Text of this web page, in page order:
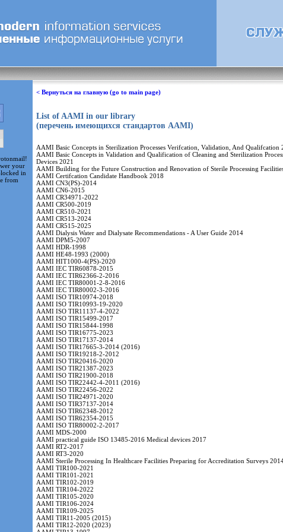
your
in
from
< Вернуться на главную (go to main page)
List of AAMI in our library
(перечень имеющихся стандартов AAMI)
AAMI Basic Concepts in Sterilization Processes Verifcation, Validation, And Qualifcation
AAMI Basic Concepts in Validation and Qualification of Cleaning and Sterilization
Devices 2021
AAMI Building for the Future Construction and Renovation of Sterile Processing
AAMI Certifcation Candidate Handbook 2018
AAMI CN3(PS)-2014
AAMI CN6-2015
AAMI CR34971-2022
AAMI CR500-2019
AAMI CR510-2021
AAMI CR513-2024
AAMI CR515-2025
AAMI Dialysis Water and Dialysate Recommendations - A User Guide 2014
AAMI DPM5-2007
AAMI HDR-1998
AAMI HE48-1993 (2000)
AAMI HIT1000-4(PS)-2020
AAMI IEC TIR60878-2015
AAMI IEC TIR62366-2-2016
AAMI IEC TIR80001-2-8-2016
AAMI IEC TIR80002-3-2016
AAMI ISO TIR10974-2018
AAMI ISO TIR10993-19-2020
AAMI ISO TIR11137-4-2022
AAMI ISO TIR15499-2017
AAMI ISO TIR15844-1998
AAMI ISO TIR16775-2023
AAMI ISO TIR17137-2014
AAMI ISO TIR17665-3-2014 (2016)
AAMI ISO TIR19218-2-2012
AAMI ISO TIR20416-2020
AAMI ISO TIR21387-2023
AAMI ISO TIR21900-2018
AAMI ISO TIR22442-4-2011 (2016)
AAMI ISO TIR22456-2022
AAMI ISO TIR24971-2020
AAMI ISO TIR37137-2014
AAMI ISO TIR62348-2012
AAMI ISO TIR62354-2015
AAMI ISO TIR80002-2-2017
AAMI MDS-2000
AAMI practical guide ISO 13485-2016 Medical devices 2017
AAMI RT2-2017
AAMI RT3-2020
AAMI Sterile Processing In Healthcare Facilities Preparing for Accreditation Surveys
AAMI TIR100-2021
AAMI TIR101-2021
AAMI TIR102-2019
AAMI TIR104-2022
AAMI TIR105-2020
AAMI TIR106-2024
AAMI TIR109-2025
AAMI TIR11-2005 (2015)
AAMI TIR12-2020 (2023)